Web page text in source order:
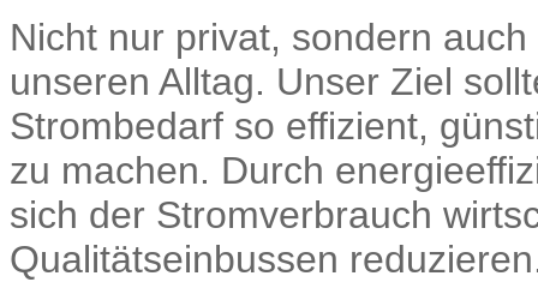
Nicht nur privat, sondern
unseren Alltag. Unser Ziel
Strombedarf so effizient,
zu machen. Durch
sich der Stromverbrauch
Qualitätseinbussen